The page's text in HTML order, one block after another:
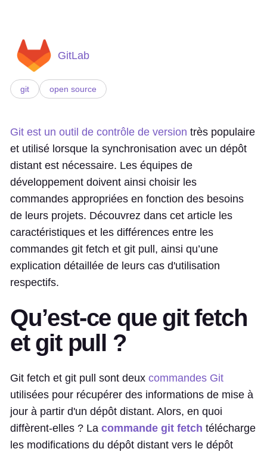
GitLab
git open source
Git est un outil de contrôle de version très populaire
et utilisé lorsque la synchronisation avec un dépôt
distant est nécessaire. Les équipes de
développement doivent ainsi choisir les
commandes appropriées en fonction des besoins
de leurs projets. Découvrez dans cet article les
caractéristiques et les différences entre les
commandes git fetch et git pull, ainsi qu’une
explication détaillée de leurs cas d'utilisation
respectifs.
Qu’est-ce que git fetch
et git pull ?
Git fetch et git pull sont deux commandes Git
utilisées pour récupérer des informations de mise à
jour à partir d'un dépôt distant. Alors, en quoi
diffèrent-elles ? La commande git fetch télécharge
les modifications du dépôt distant vers le dépôt